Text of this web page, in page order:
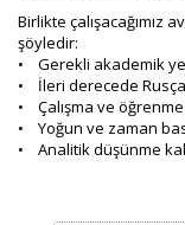
Birlikte çalışacağımız
şöyledir:
• Gerekli akademik
• İleri derecede Rusça
• Çalışma ve
• Yoğun ve zaman
• Analitik düşünme